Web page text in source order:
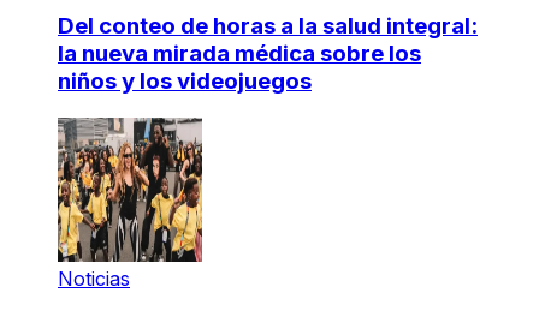
Del conteo de horas a la salud integral:
la nueva mirada médica sobre los
niños y los videojuegos
Noticias